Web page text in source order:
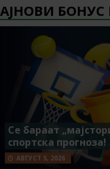
БОНУС
Се бараат
спортска прогноза!
АВГУСТ 5, 2026